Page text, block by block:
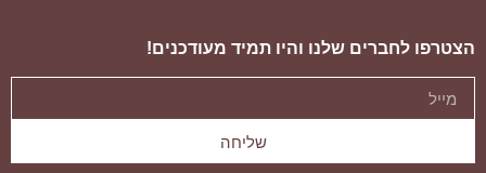
הצטרפו לחברים שלנו והיו תמיד מעודכנים!
שליחה